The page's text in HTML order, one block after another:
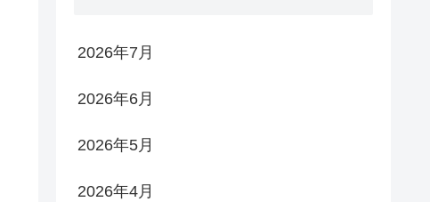
2026年7月
2026年6月
2026年5月
2026年4月